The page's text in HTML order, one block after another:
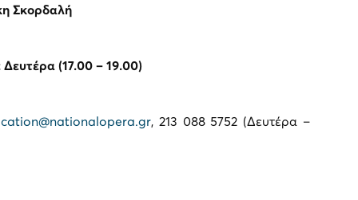
Σκορδαλή
Δευτέρα (17.00 – 19.00)
, 213 088 5752 (Δευτέρα –